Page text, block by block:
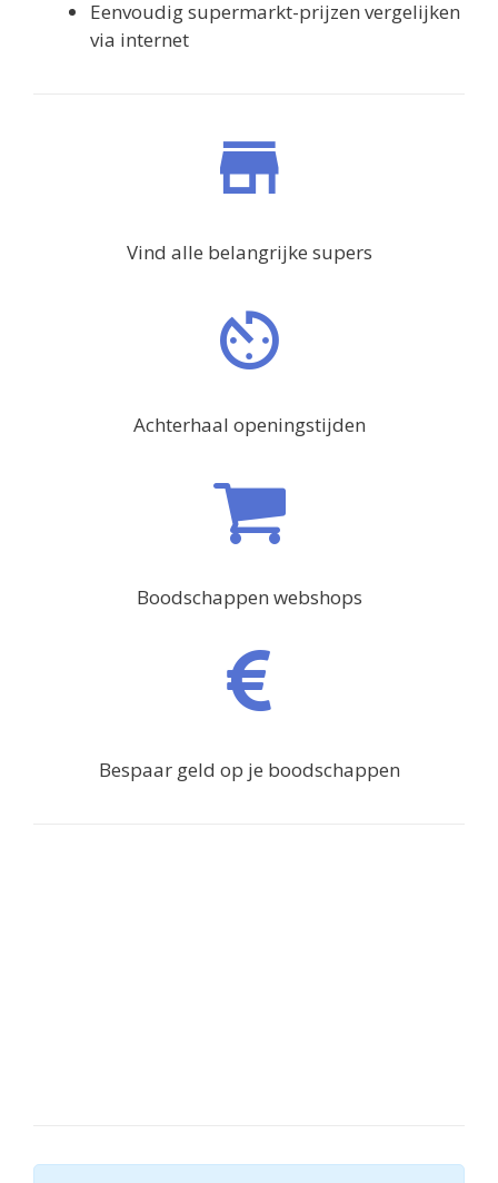
Eenvoudig supermarkt-prijzen vergelijken
via internet
Vind alle belangrijke supers
Achterhaal openingstijden
Boodschappen webshops
Bespaar geld op je boodschappen